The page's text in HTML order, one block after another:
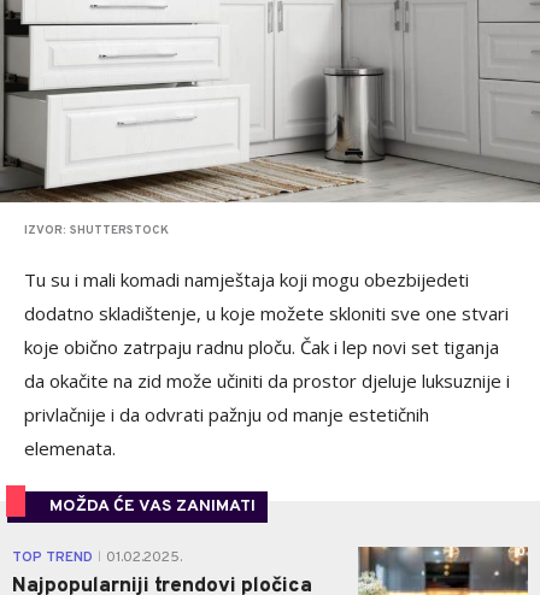
IZVOR: SHUTTERSTOCK
Tu su i mali komadi namještaja koji mogu obezbijedeti
dodatno skladištenje, u koje možete skloniti sve one stvari
koje obično zatrpaju radnu ploču. Čak i lep novi set tiganja
da okačite na zid može učiniti da prostor djeluje luksuznije i
privlačnije i da odvrati pažnju od manje estetičnih
elemenata.
MOŽDA ĆE VAS ZANIMATI
TOP TREND 01.02.2025.
Najpopularniji trendovi pločica
0